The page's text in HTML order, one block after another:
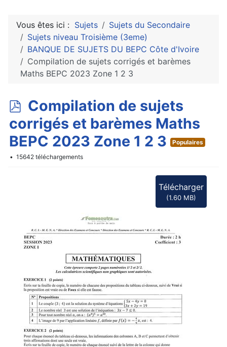
Vous êtes ici : Sujets
Sujets du Secondaire
Sujets niveau Troisième (3eme)
BANQUE DE SUJETS DU BEPC Côte d'Ivoire
Compilation de sujets corrigés et barèmes
Maths BEPC 2023 Zone 1 2 3
p
d
f
Compilation de sujets
corrigés et barèmes Maths
BEPC 2023 Zone 1 2 3
Populaires
15642 téléchargements
Télécharger
(1.60 MB)